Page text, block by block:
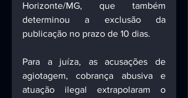
Horizonte/MG, que também
determinou a exclusão da
publicação no prazo de 10 dias.
Para a juíza, as acusações de
agiotagem, cobrança abusiva e
atuação ilegal extrapolaram o